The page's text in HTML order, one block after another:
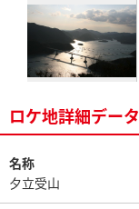
ロケ地詳細データ
名称
夕立受山